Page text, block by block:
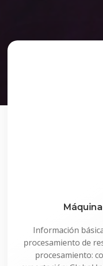
Información
procesamiento de
procesamiento: